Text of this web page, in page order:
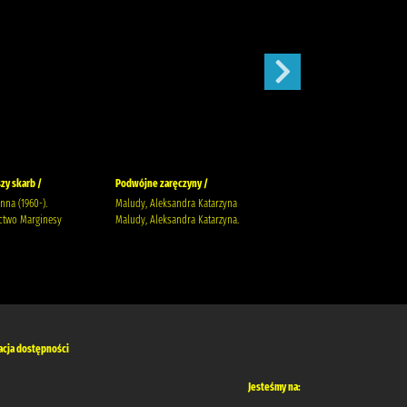
skarb /
(1960-).
Marginesy
Podwójne zaręczyny /
Maludy, Aleksandra Katarzyna
Maludy, Aleksandra Katarzyna.
dostępności
Jesteśmy na: